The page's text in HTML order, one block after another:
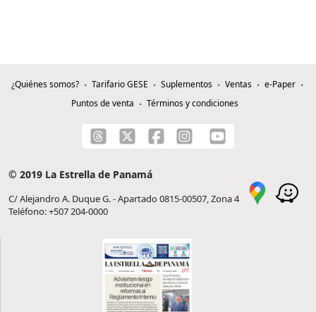
¿Quiénes somos? Tarifario GESE Suplementos Ventas
e-Paper
Puntos de venta
Términos y condiciones
© 2019 La Estrella de Panamá
C/ Alejandro A. Duque G. - Apartado 0815-00507, Zona 4
Teléfono: +507 204-0000